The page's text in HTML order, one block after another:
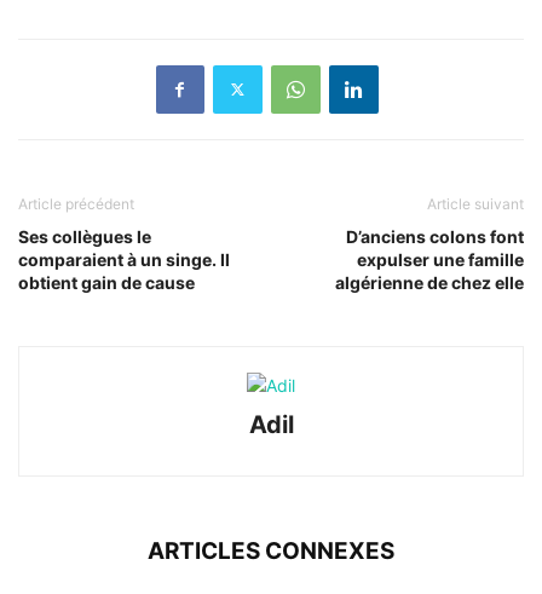
Article précédent
Ses collègues le
comparaient à un singe. Il
obtient gain de cause
Article suivant
D’anciens colons font
expulser une famille
algérienne de chez elle
Adil
ARTICLES CONNEXES